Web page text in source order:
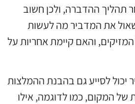
תהליך ההדברה, ולכן חשוב
את המדביר מה לעשות
והאם קיימת אחריות על
לסייע גם בהבנת ההמלצות
של המקום, כמו לדוגמה, אילו